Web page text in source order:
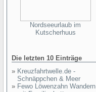
Nordseeurlaub im
Kutscherhuus
Die letzten 10 Einträge
» Kreuzfahrtwelle.de -
Schnäppchen & Meer
» Fewo Löwenzahn Wandern